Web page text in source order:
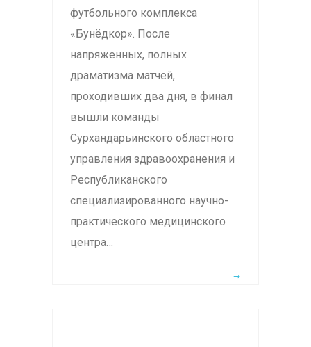
футбольного комплекса
«Бунёдкор». После
напряженных, полных
драматизма матчей,
проходивших два дня, в финал
вышли команды
Сурхандарьинского областного
управления здравоохранения и
Республиканского
специализированного научно-
практического медицинского
центра…